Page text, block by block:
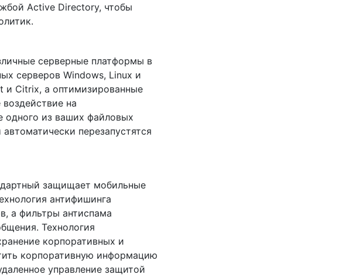
Active Directory, чтобы
серверные платформы в
серверов Windows, Linux и
и Citrix, а оптимизированные
на
одного из ваших файловых
перезапустятся
защищает мобильные
антифишинга
а фильтры антиспама
Технология
корпоративных и
корпоративную информацию
управление защитой